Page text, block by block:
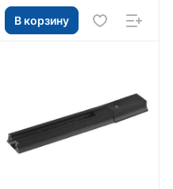
В корзину